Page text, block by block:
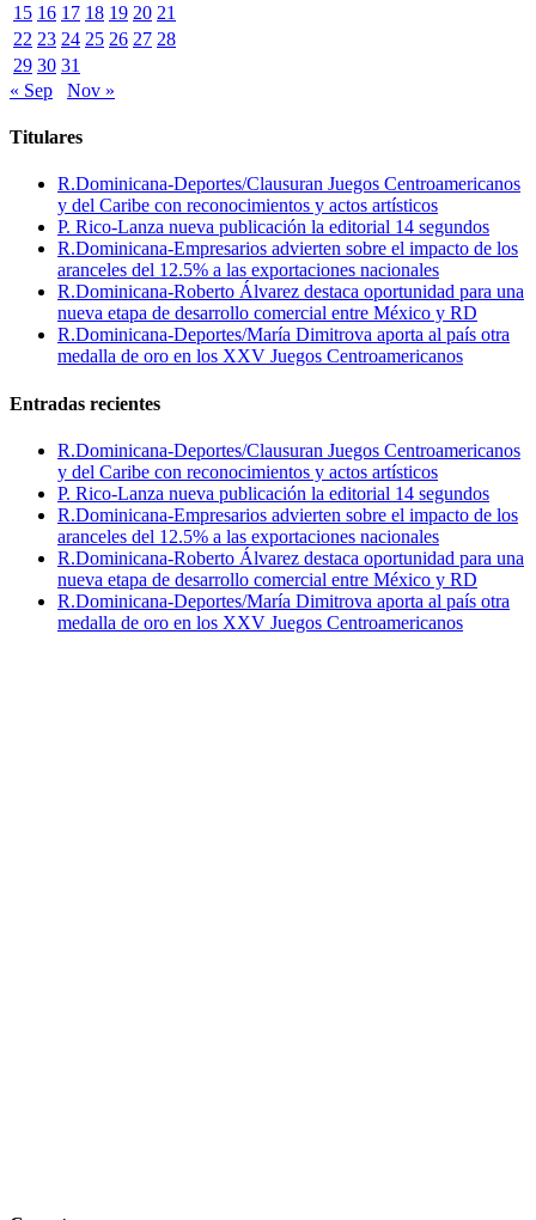
15 16 17 18 19 20 21
22 23 24 25 26 27 28
29 30 31
« Sep
Nov »
Titulares
R.Dominicana-Deportes/Clausuran Juegos Centroamericanos
y del Caribe con reconocimientos y actos artísticos
P. Rico-Lanza nueva publicación la editorial 14 segundos
R.Dominicana-Empresarios advierten sobre el impacto de los
aranceles del 12.5% a las exportaciones nacionales
R.Dominicana-Roberto Álvarez destaca oportunidad para una
nueva etapa de desarrollo comercial entre México y RD
R.Dominicana-Deportes/María Dimitrova aporta al país otra
medalla de oro en los XXV Juegos Centroamericanos
Entradas recientes
R.Dominicana-Deportes/Clausuran Juegos Centroamericanos
y del Caribe con reconocimientos y actos artísticos
P. Rico-Lanza nueva publicación la editorial 14 segundos
R.Dominicana-Empresarios advierten sobre el impacto de los
aranceles del 12.5% a las exportaciones nacionales
R.Dominicana-Roberto Álvarez destaca oportunidad para una
nueva etapa de desarrollo comercial entre México y RD
R.Dominicana-Deportes/María Dimitrova aporta al país otra
medalla de oro en los XXV Juegos Centroamericanos